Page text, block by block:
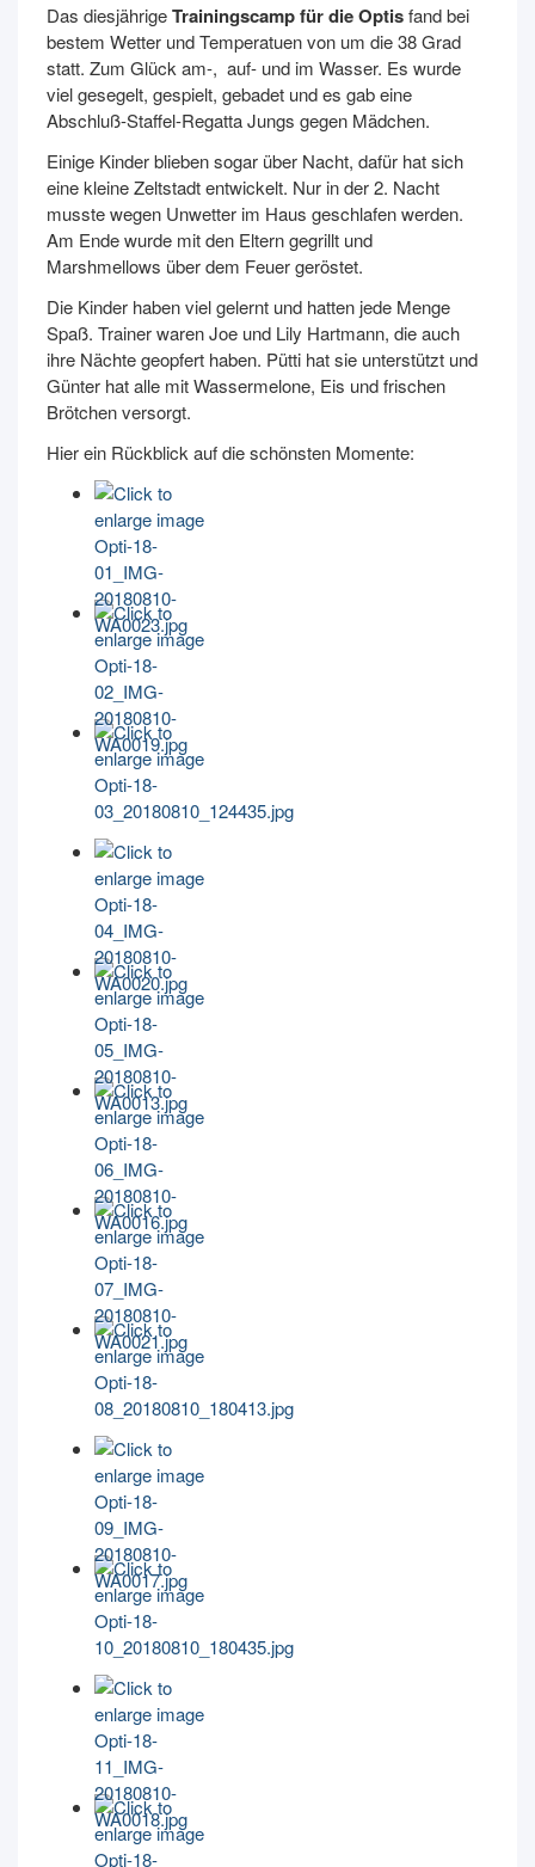
Das diesjährigeTrainingscamp für die Optisfand bei
bestem Wetter und Temperatuen von um die 38 Grad
statt. Zum Glück am-, auf- und im Wasser. Es wurde
viel gesegelt, gespielt, gebadet und es gab eine
Abschluß-Staffel-Regatta Jungs gegen Mädchen.
Einige Kinder blieben sogar über Nacht, dafür hat sich
eine kleine Zeltstadt entwickelt. Nur in der 2. Nacht
musste wegen Unwetter im Haus geschlafen werden.
Am Ende wurde mit den Eltern gegrillt und
Marshmellows über dem Feuer geröstet.
Die Kinder haben viel gelernt und hatten jede Menge
Spaß. Trainer waren Joe und Lily Hartmann, die auch
ihre Nächte geopfert haben. Pütti hat sie unterstützt und
Günter hat alle mit Wassermelone, Eis und frischen
Brötchen versorgt.
Hier ein Rückblick auf die schönsten Momente: